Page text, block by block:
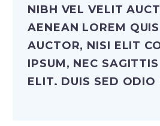
NIBH VEL VELIT
AENEAN LOREM
AUCTOR, NISI ELIT
IPSUM, NEC
ELIT. DUIS SED ODIO